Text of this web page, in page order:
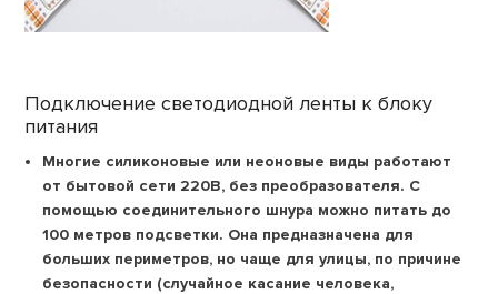
Подключение светодиодной ленты к блоку
питания
Многие силиконовые или неоновые виды работают
от бытовой сети 220В, без преобразователя. С
помощью соединительного шнура можно питать до
100 метров подсветки. Она предназначена для
больших периметров, но чаще для улицы, по причине
безопасности (случайное касание человека,